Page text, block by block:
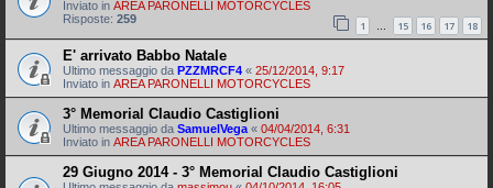
Inviato in AREA PARONELLI MOTORCYCLES
Risposte: 259 1 15 16 17 18
E' arrivato Babbo Natale
Ultimo messaggio da PZZMRCF4 « 25/12/2014, 9:17
Inviato in AREA PARONELLI MOTORCYCLES
3° Memorial Claudio Castiglioni
Ultimo messaggio da SamuelVega « 04/04/2014, 6:31
Inviato in AREA PARONELLI MOTORCYCLES
29 Giugno 2014 - 3° Memorial Claudio Castiglioni